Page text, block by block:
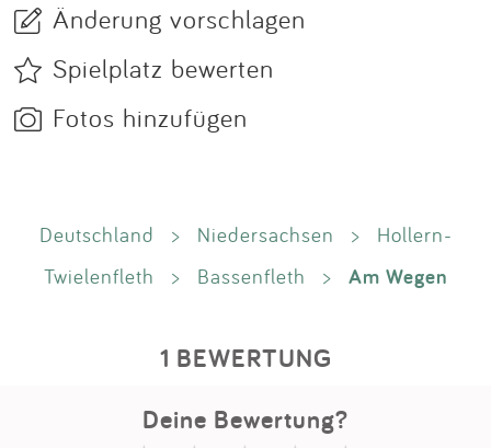
Änderung vorschlagen
Spielplatz bewerten
Fotos hinzufügen
Deutschland > Niedersachsen >
Hollern-
Twielenfleth
> Bassenfleth > Am Wegen
1 BEWERTUNG
Deine Bewertung?